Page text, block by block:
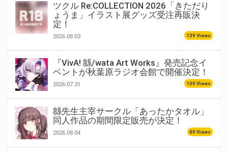
ツクル Re:COLLECTION 2026「きただり
ょうま」イラスト展グッズ受注再販決
定！
2026.08.03 139 Views
『VivA! 緜/wata Art Works』発売記念イ
ベントが秋葉原ラジオ会館で開催決定！
2026.07.31 100 Views
緜先生主宰サークル「あったかタオル」
同人作品の期間限定販売が決定！
2026.08.04 80 Views